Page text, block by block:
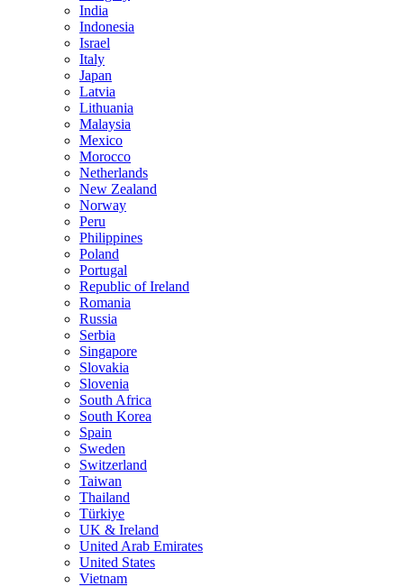
India
Indonesia
Israel
Italy
Japan
Latvia
Lithuania
Malaysia
Mexico
Morocco
Netherlands
New Zealand
Norway
Peru
Philippines
Poland
Portugal
Republic of Ireland
Romania
Russia
Serbia
Singapore
Slovakia
Slovenia
South Africa
South Korea
Spain
Sweden
Switzerland
Taiwan
Thailand
Türkiye
UK & Ireland
United Arab Emirates
United States
Vietnam